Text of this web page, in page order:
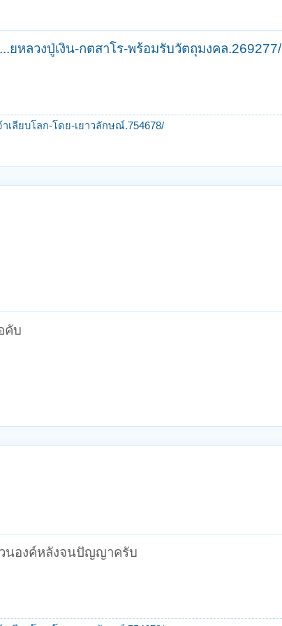
ยหลวงปู่เงิน-กตสาโร-พร้อมรับวัตถุมงคล.269277/
เลียบโลก-โดย-เยาวลักษณ์.754678/
คับ
นองค์หลังจนปัญญาครับ